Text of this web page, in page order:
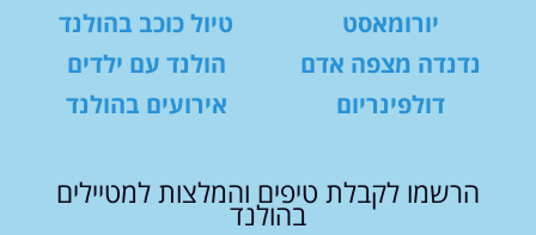
יורומאסט
נדנדה מצפה אדם
דולפינריום
טיול כוכב בהולנד
הולנד עם ילדים
אירועים בהולנד
הרשמו לקבלת טיפים והמלצות למטיילים
בהולנד